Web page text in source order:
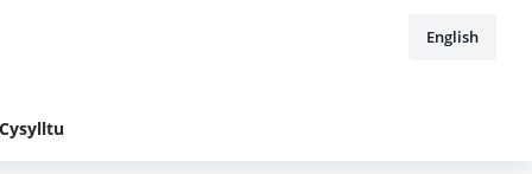
English
Cysylltu